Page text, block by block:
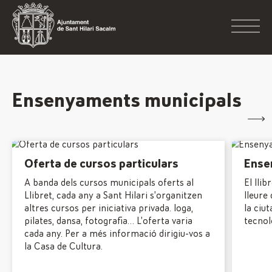
Ensenyaments municipals
Oferta de cursos particulars
A banda dels cursos municipals oferts al
Llibret, cada any a Sant Hilari s’organitzen
altres cursos per iniciativa privada. Ioga,
pilates, dansa, fotografia… L’oferta varia
cada any. Per a més informació dirigiu-vos a
la Casa de Cultura.
El
la